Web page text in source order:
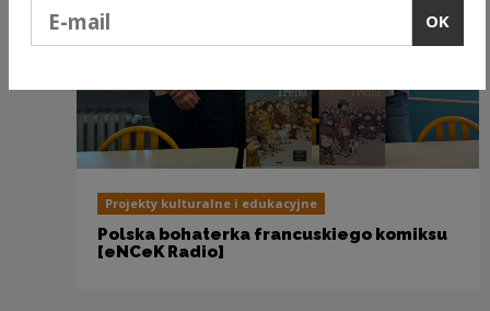
Projekty kulturalne i edukacyjne
Polska bohaterka francuskiego komiksu
[eNCeK Radio]
OK